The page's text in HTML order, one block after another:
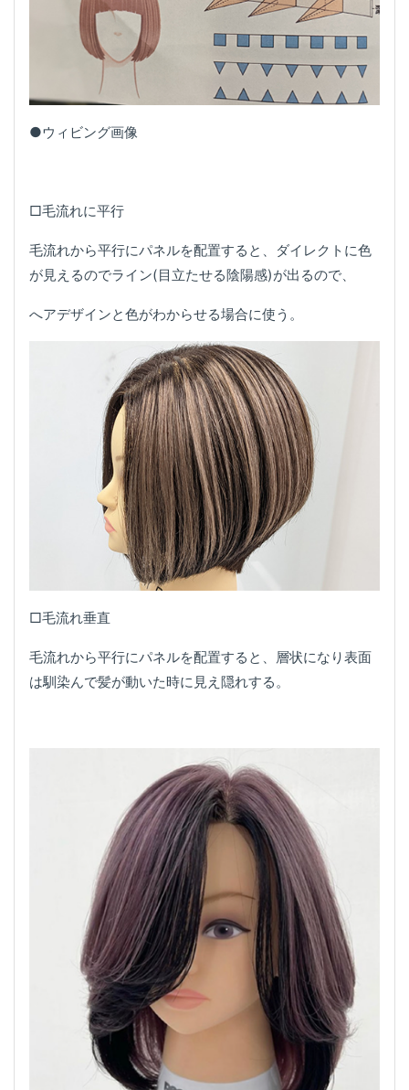
●ウィビング画像
□毛流れに平行
毛流れから平行にパネルを配置すると、ダイレクトに色
が見えるのでライン(目立たせる陰陽感)が出るので、
へアデザインと色がわからせる場合に使う。
□毛流れ垂直
毛流れから平行にパネルを配置すると、層状になり表面
は馴染んで髪が動いた時に見え隠れする。